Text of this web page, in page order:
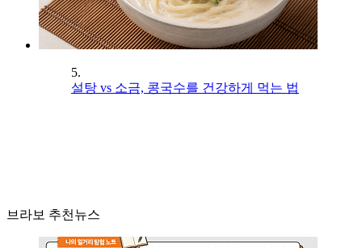
5.
설탕 vs 소금, 콩국수를 건강하게 먹는 법
브라보 추천뉴스